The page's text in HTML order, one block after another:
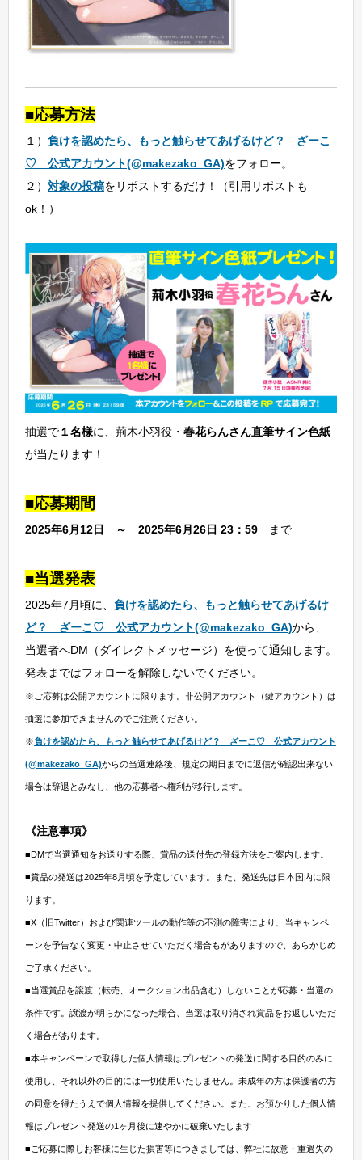
■応募方法
１） 負けを認めたら、もっと触らせてあげるけど？ ざーこ
♡
公式アカウント(@makezako_GA)をフォロー。
２） 対象の投稿をリポストするだけ！（引用リポストも
ok！）
抽選で１名様に、荊木小羽役・ 春花らんさん直筆サイン色紙
が当たります！
■応募期間
2025年6月12日 ～ 2025年6月26日 23：59 まで
■当選発表
2025年7月頃に、 負けを認めたら、もっと触らせてあげるけ
ど？ ざーこ♡
公式アカウント(@makezako_GA)から、
当選者へDM（ダイレクトメッセージ）を使って通知します。
発表まではフォローを解除しないでください。
※ご応募は公開アカウントに限ります。非公開アカウント（鍵アカウント）は
抽選に参加できませんのでご注意ください。
※負けを認めたら、もっと触らせてあげるけど？ ざーこ♡ 公式アカウント
(@makezako_GA)からの当選連絡後、規定の期日までに返信が確認出来ない
場合は辞退とみなし、他の応募者へ権利が移行します。
《注意事項》
■DMで当選通知をお送りする際、賞品の送付先の登録方法をご案内します。
■賞品の発送は2025年8月頃を予定しています。また、発送先は日本国内に限
ります。
■X（旧Twitter）および関連ツールの動作等の不測の障害により、当キャンペ
ーンを予告なく変更・中止させていただく場合もがありますので、あらかじめ
ご了承ください。
■当選賞品を譲渡（転売、オークション出品含む）しないことが応募・当選の
条件です。譲渡が明らかになった場合、当選は取り消され賞品をお返しいただ
く場合があります。
■本キャンペーンで取得した個人情報はプレゼントの発送に関する目的のみに
使用し、それ以外の目的には一切使用いたしません。未成年の方は保護者の方
の同意を得たうえで個人情報を提供してください。また、お預かりした個人情
報はプレゼント発送の1ヶ月後に速やかに破棄いたします
■ご応募に際しお客様に生じた損害等につきましては、弊社に故意・重過失の